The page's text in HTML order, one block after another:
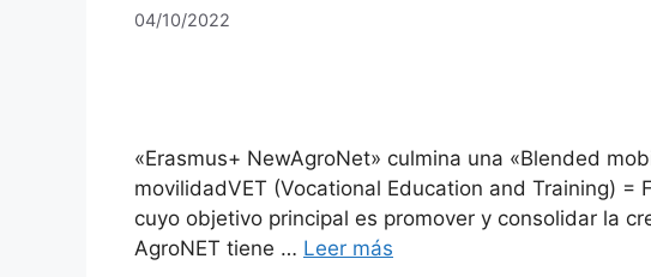
04/10/2022
«Erasmus+ NewAgroNet» culmina una «Blended
movilidadVET (Vocational Education and Training)
cuyo objetivo principal es promover y consolidar la
AgroNET tiene … Leer más